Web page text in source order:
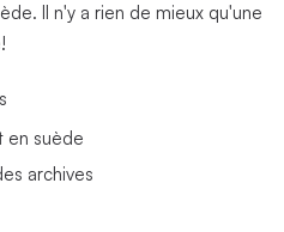
Il n'y a rien de mieux qu'une
en suède
archives